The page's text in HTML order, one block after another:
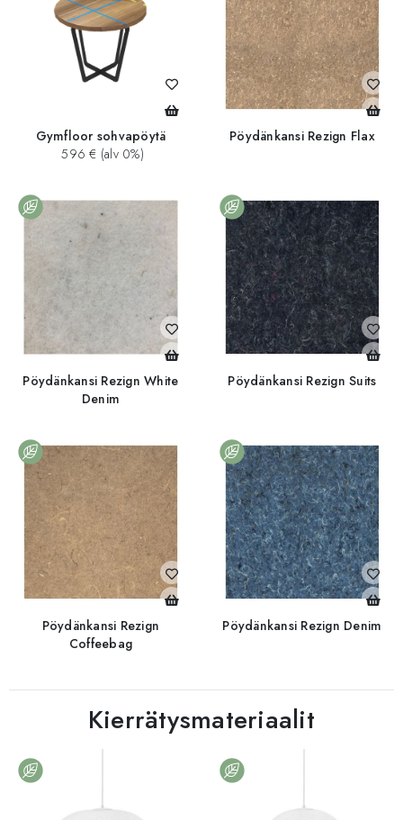
Gymfloor sohvapöytä
596 € (alv 0%)
Pöydänkansi Rezign Flax
Pöydänkansi Rezign White
Denim
Pöydänkansi Rezign Suits
Pöydänkansi Rezign
Coffeebag
Pöydänkansi Rezign Denim
Kierrätysmateriaalit